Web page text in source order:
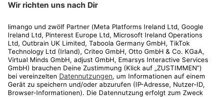
Kundenservice
Shop
Aktionen